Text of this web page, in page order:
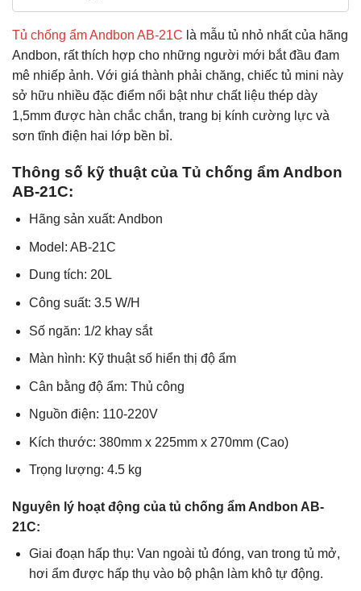
Tủ chống ẩm Andbon AB-21C là mẫu tủ nhỏ nhất của hãng
Andbon, rất thích hợp cho những người mới bắt đầu đam
mê nhiếp ảnh. Với giá thành phải chăng, chiếc tủ mini này
sở hữu nhiều đặc điểm nổi bật như chất liệu thép dày
1,5mm được hàn chắc chắn, trang bị kính cường lực và
sơn tĩnh điện hai lớp bền bỉ.
Thông số kỹ thuật của Tủ chống ẩm Andbon
AB-21C:
Hãng sản xuất: Andbon
Model: AB-21C
Dung tích: 20L
Công suất: 3.5 W/H
Số ngăn: 1/2 khay sắt
Màn hình: Kỹ thuật số hiển thị độ ẩm
Cân bằng độ ẩm: Thủ công
Nguồn điện: 110-220V
Kích thước: 380mm x 225mm x 270mm (Cao)
Trọng lượng: 4.5 kg
Nguyên lý hoạt động của tủ chống ẩm Andbon AB-
21C:
Giai đoạn hấp thụ: Van ngoài tủ đóng, van trong tủ mở,
hơi ẩm được hấp thụ vào bộ phận làm khô tự động.